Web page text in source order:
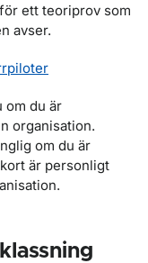
ett teoriprov som
avser.
om du är
organisation.
om du är
är personligt